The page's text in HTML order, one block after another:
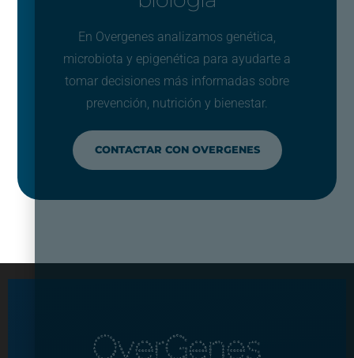
En Overgenes analizamos genética,
microbiota y epigenética para ayudarte a
tomar decisiones más informadas sobre
prevención, nutrición y bienestar.
CONTACTAR CON OVERGENES